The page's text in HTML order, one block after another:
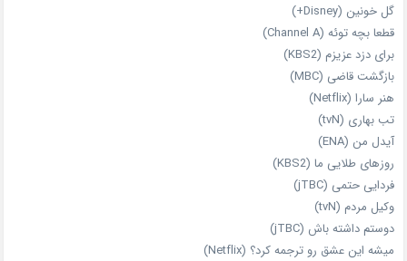
گل خونین (Disney+)
قطعا بچه توئه (Channel A)
برای دزد عزیزم (KBS2)
بازگشت قاضی (MBC)
هنر سارا (Netflix)
تب بهاری (tvN)
آیدل من (ENA)
روزهای طلایی ما (KBS2)
فردایی حتمی (jTBC)
وکیل مردم (tvN)
دوستم داشته باش (jTBC)
میشه این عشق رو ترجمه کرد؟ (Netflix)